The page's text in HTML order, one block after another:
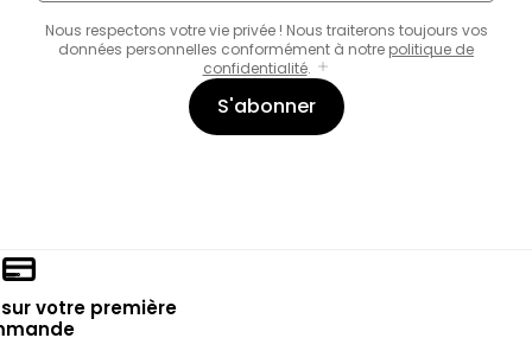
Nous respectons votre vie privée ! Nous traiterons toujours vos
données personnelles conformément à notre politique de
confidentialité.
S'abonner
votre première